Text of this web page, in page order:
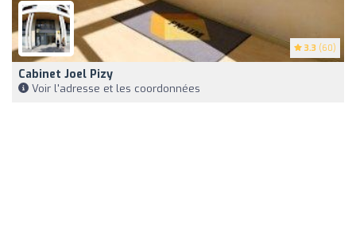
3.3 (60)
Cabinet Joel Pizy
Voir l'adresse et les coordonnées